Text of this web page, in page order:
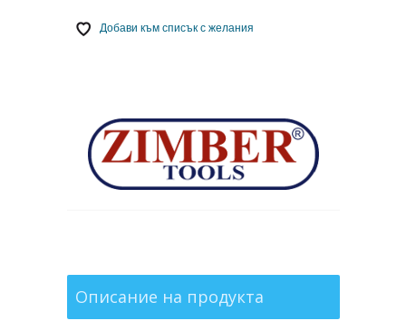
Добави към списък с желания
Описание на продукта